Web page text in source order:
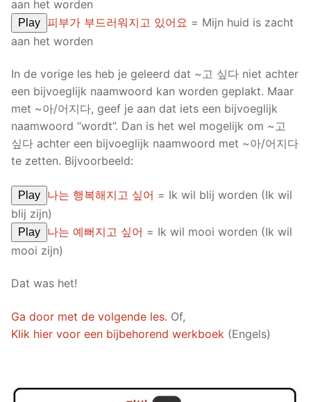
aan het worden
Play 피부가 부드러워지고 있어요 = Mijn huid is zacht
aan het worden
In de vorige les heb je geleerd dat ~고 싶다 niet achter
een bijvoeglijk naamwoord kan worden geplakt. Maar
met ~아/어지다, geef je aan dat iets een bijvoeglijk
naamwoord “wordt”. Dan is het wel mogelijk om ~고
싶다 achter een bijvoeglijk naamwoord met ~아/어지다
te zetten. Bijvoorbeeld:
Play 나는 행복해지고 싶어 = Ik wil blij worden (Ik wil
blij zijn)
Play 나는 예뻐지고 싶어 = Ik wil mooi worden (Ik wil
mooi zijn)
Dat was het!
Ga door met de volgende les. Of,
Klik hier voor een bijbehorend werkboek (Engels)